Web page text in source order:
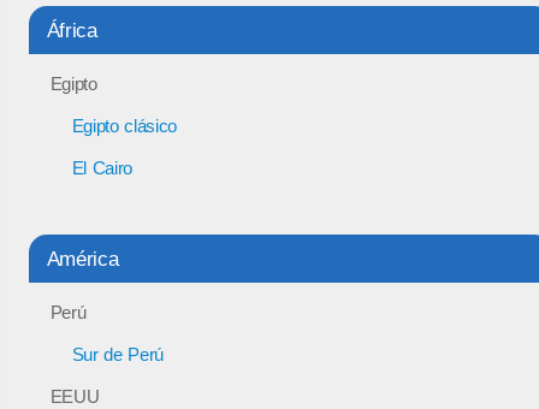
África
Egipto
Egipto clásico
El Cairo
América
Perú
Sur de Perú
EEUU